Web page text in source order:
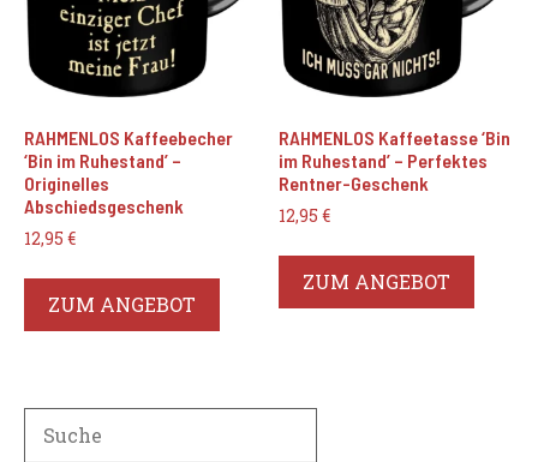
RAHMENLOS Kaffeebecher
‘Bin im Ruhestand’ –
Originelles
Abschiedsgeschenk
12,95 €
ZUM ANGEBOT
RAHMENLOS Kaffeetasse ‘Bin
im Ruhestand’ – Perfektes
Rentner-Geschenk
12,95€
ZUM ANGEBOT